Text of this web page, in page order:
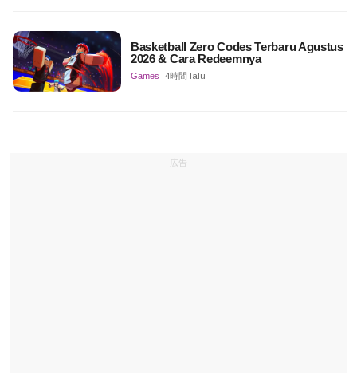
Basketball Zero Codes Terbaru Agustus
2026 & Cara Redeemnya
Games 4時間 lalu
広告